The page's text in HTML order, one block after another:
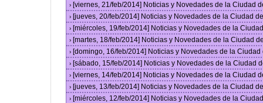
› [viernes, 21/feb/2014] Noticias y Novedades de la Ciudad
› [jueves, 20/feb/2014] Noticias y Novedades de la Ciudad
› [miércoles, 19/feb/2014] Noticias y Novedades de la
› [martes, 18/feb/2014] Noticias y Novedades de la Ciudad
› [domingo, 16/feb/2014] Noticias y Novedades de la
› [sábado, 15/feb/2014] Noticias y Novedades de la Ciudad
› [viernes, 14/feb/2014] Noticias y Novedades de la Ciudad
› [jueves, 13/feb/2014] Noticias y Novedades de la Ciudad
› [miércoles, 12/feb/2014] Noticias y Novedades de la